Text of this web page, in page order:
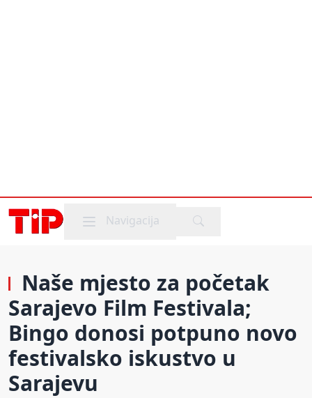
Mobile menu
Navigacija
Naše mjesto za početak
Sarajevo Film Festivala;
Bingo donosi potpuno novo
festivalsko iskustvo u
Sarajevu